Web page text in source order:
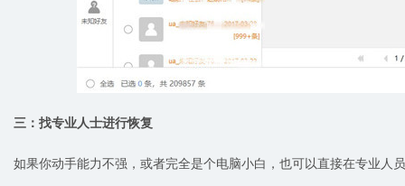
三：找专业人士进行恢复
如果你动手能力不强，或者完全是个电脑小白，也可以直接在专业人